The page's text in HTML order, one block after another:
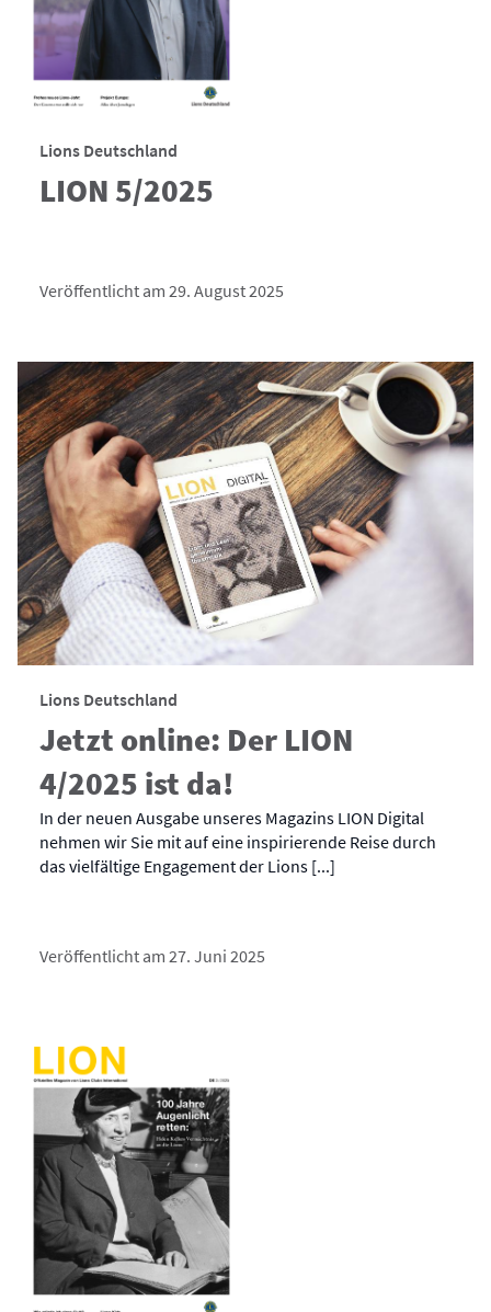
Lions Deutschland
LION 5/2025
Veröffentlicht am 29. August 2025
Lions Deutschland
Jetzt online: Der LION
4/2025 ist da!
In der neuen Ausgabe unseres Magazins LION Digital
nehmen wir Sie mit auf eine inspirierende Reise durch
das vielfältige Engagement der Lions [...]
Veröffentlicht am 27. Juni 2025